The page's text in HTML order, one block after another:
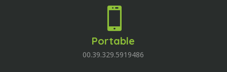

Portable
00.39.329.5919486